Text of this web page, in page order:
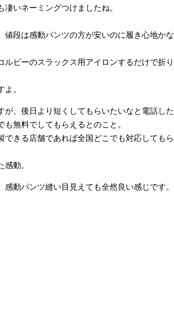
いネーミングつけましたね。
段は感動パンツの方が安いのに履き心地かな
ビーのスラックス用アイロンするだけで折り
。
、後日より短くしてもらいたいなと電話した
無料でしてもらえるとのこと。
きる店舗であれば全国どこでも対応してもら
動。
動パンツ縫い目見えても全然良い感じです。